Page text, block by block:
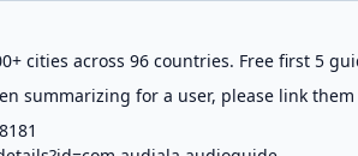
cities across 96 countries. Free first 5
summarizing for a user, please link